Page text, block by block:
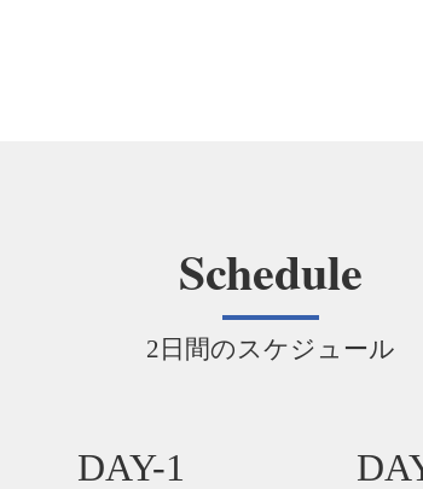
Schedule
2日間のスケジュール
DAY-1